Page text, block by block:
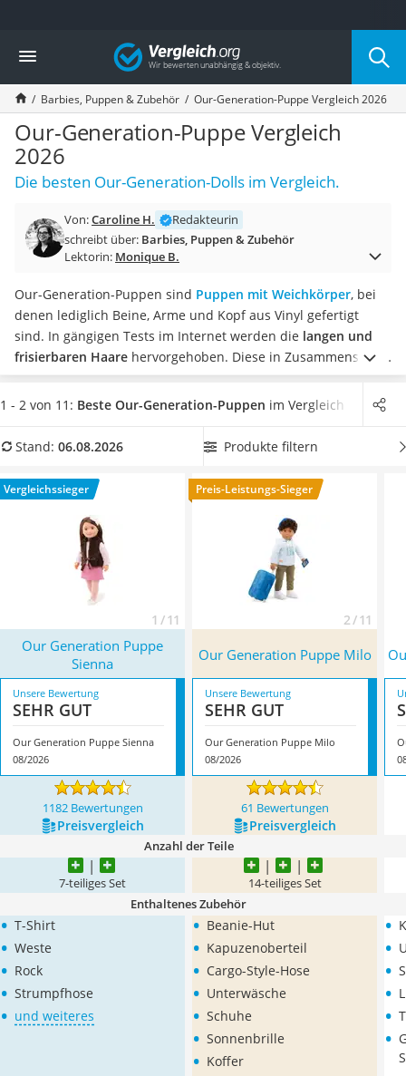
Die beliebtesten Vergleiche nach Kategorie
Kind & Baby
Babyphone mit 2 Kameras
Walkie-Talkie Kinder
Kindermatratzen
Babywippe
Rollschuhe für Kinder
Tischkicker
Kinderschubkarre
Babyschlafsack
Babyphone
Treppenschutzgitter
Kindersitz ab 4 Jahren
Kinderroller 3 Räder
Ferngesteuertes Auto
Kinderfahrradhelm
Kinder-Mikroskop
Ferngesteuerter Hubschrauber
Service
Vergleich
Barbies, Puppen & Zubehör Our-Generation-Puppe Vergleich 2026
Our-Generation-Puppe Vergleich
2026
Die besten Our-Generation-Dolls im Vergleich.
Von:Caroline H.
Redakteurin
schreibt über: Barbies, Puppen & Zubehör
Lektorin: Monique B.
Our-Generation-Puppen sind Puppen mit Weichkörper, bei
denen lediglich Beine, Arme und Kopf aus Vinyl gefertigt
sind. In gängigen Tests im Internet werden die langen und
frisierbaren Haare hervorgehoben. Diese in Zusammenspiel
mit der modernen Puppenkleidung lassen die Puppen wie
kleine Kinder und weniger wie Babys aussehen. Wählen Sie
Ihrer Wahlaus unserer Vergleichstabelle, um eine neue
August 2026 besonders das ModellOur Generation Puppe
Sienna* mit seinen Eigenschaften.
1 - 2 von 11: Beste Our-Generation-Puppen im Vergleich
Stand: 06.08.2026 Produkte filtern
Vergleichssieger
1 / 11
Preis-Leistungs-Sieger
2 / 11
Our Generation Puppe
Sienna
Our Generation Puppe Milo
Unsere Bewertung
SEHR GUT
Our Generation Puppe Sienna
08/2026
Unsere Bewertung
SEHR GUT
Our Generation Puppe Milo
08/2026
1182 Bewertungen 61 Bewertungen
Preis­vergleich Preis­vergleich
Anzahl der Teile
7-teiliges Set 14-teiliges Set
Enthaltenes Zubehör
• T-Shirt
• Weste
• Rock
• Strumpfhose
• und weiteres
• Beanie-Hut
• Kapuzenoberteil
• Cargo-Style-Hose
• Unterwäsche
• Schuhe
• Sonnenbrille
• Koffer
•
•
•
•
•
•